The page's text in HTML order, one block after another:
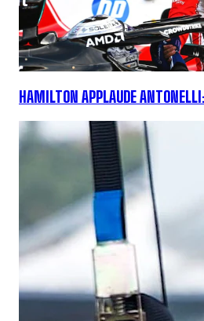
HAMILTON APPLAUDE